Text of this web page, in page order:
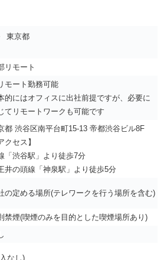
東京都
リモート
モート勤務可能
的にはオフィスに出社前提ですが、必要に
てリモートワークも可能です
都 渋谷区南平台町15-13 帝都渋谷ビル8F
クセス】
「渋谷駅」より徒歩7分
井の頭線「神泉駅」より徒歩5分
の定める場所(テレワークを行う場所を含む)
禁煙(喫煙のみを目的とした喫煙場所あり)
なし)